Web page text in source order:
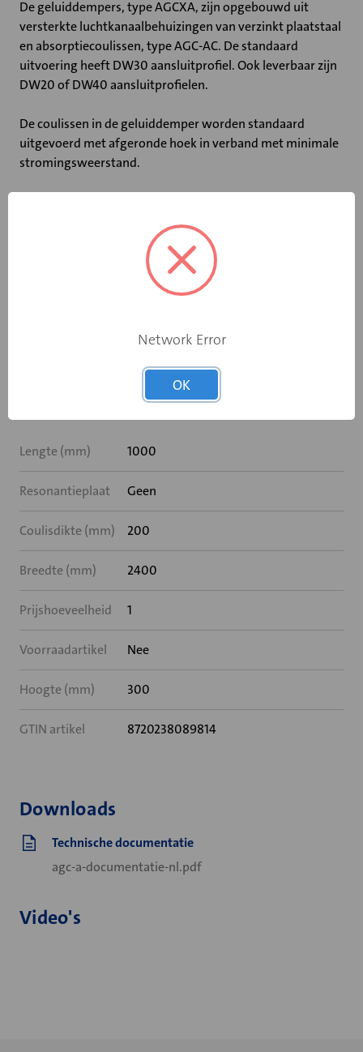
De geluiddempers, type AGCXA, zijn opgebouwd uit
versterkte luchtkanaalbehuizingen van verzinkt plaatstaal
en absorptiecoulissen, type AGC-AC. De standaard
uitvoering heeft DW30 aansluitprofiel. Ook leverbaar zijn
DW20 of DW40 aansluitprofielen.
De coulissen in de geluiddemper worden standaard
uitgevoerd met afgeronde hoek in verband met minimale
stromingsweerstand.
• Coulissedikte van 200 mm
• Ook leverbaar met DW20 of DW40 profiel
• Niet-brandbaar volgens DIN 4102
• Maximale luchtsnelheid tussen de coulissen: 20 m/s
• Maximale bedrijfstemperatuur: 100 ˚C
gemeten volgens DIN 45646 (ISO 7235)
Lengte (mm) 1000
Resonantieplaat Geen
Coulisdikte (mm) 200
Breedte (mm) 2400
Prijshoeveelheid 1
Voorraadartikel Nee
Hoogte (mm) 300
GTIN artikel 8720238089814
Downloads
Technische documentatie
agc-a-documentatie-nl.pdf
Video's
Network Error
OK